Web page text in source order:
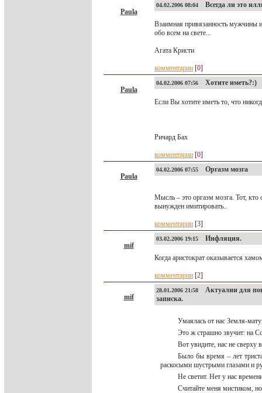
Paula
04.02.2006 08:04 Всегда ли это
Взаимная привязанность мужчины
обо всем на свете...
Агата Кристи
комментарии [0]
Paula
04.02.2006 07:56 Хотите иметь?:)
Если Вы хотите иметь то, что
Ричард Бах
комментарии [0]
Paula
04.02.2006 07:55 Оргазм мозга
Мысль – это оргазм мозга. Тот, кто
вынужден имитировать..
комментарии [3]
mif
03.02.2006 19:15 Инфляция.
Когда аристократ оказывается
комментарии [2]
mif
28.01.2006 21:58
Актуалии для
записка.
Умаялась от нас Земля-
Это ж страшно звучит: на
Вот увидите, нас не сверху
Было бы время – лет
раскосыми шустрыми глазами и
Не светит. Нет у нас
Считайте меня мистиком,